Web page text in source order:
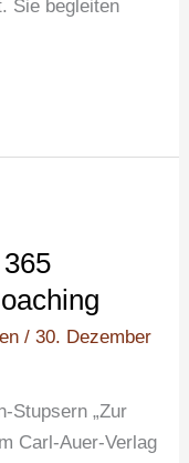
Sie begleiten
/30. Dezember
Stupsern „Zur
Carl-Auer-Verlag